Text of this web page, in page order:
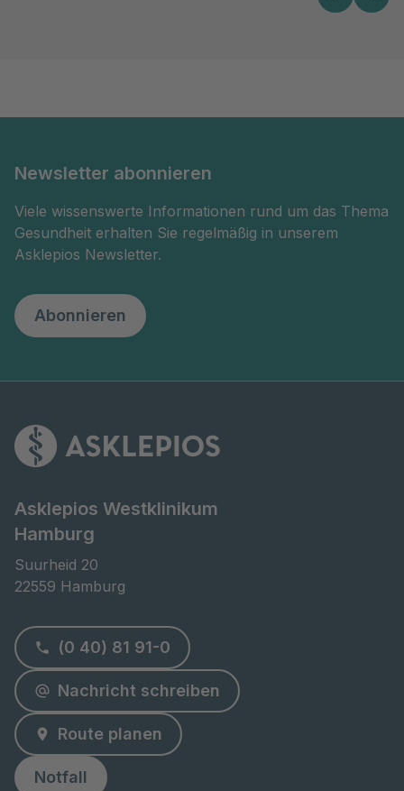
Newsletter abonnieren
Viele wissenswerte Informationen rund um das Thema
Gesundheit erhalten Sie regelmäßig in unserem
Asklepios Newsletter.
Abonnieren
Asklepios Westklinikum
Hamburg
Suurheid 20
22559 Hamburg
(0 40) 81 91-0
Nachricht schreiben
Route planen
Notfall